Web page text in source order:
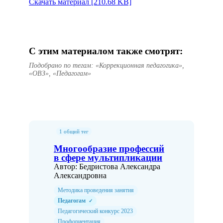
С этим материалом также смотрят:
Подобрано по тегам: «Коррекционная педагогика»,
«ОВЗ», «Педагогам»
1 общий тег
Многообразие профессий
в сфере мультипликации
Автор: Бедристова Александра
Александровна
Методика проведения занятия
Педагогам
✓
Педагогический конкурс 2023